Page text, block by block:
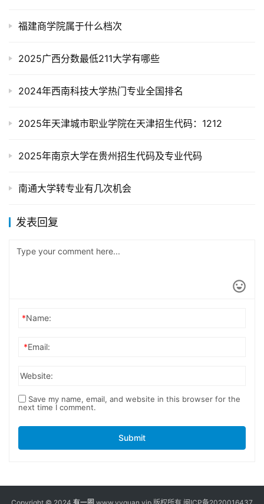
福建商学院属于什么档次
2025广西分数最低211大学有哪些
2024年西南科技大学热门专业全国排名
2025年天津城市职业学院在天津招生代码：1212
2025年南京大学在贵州招生代码及专业代码
南通大学转专业有几次机会
发表回复
*Name:
*Email:
Website:
Save my name, email, and website in this browser for the
next time I comment.
Submit